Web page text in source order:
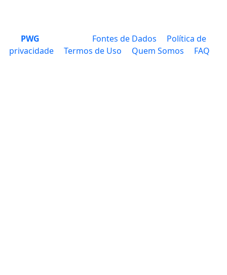
PWG Fontes de Dados
Política de
privacidade
Termos de Uso Quem Somos FAQ